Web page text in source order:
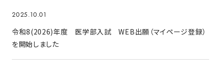
2025.10.01
令和8(2026)年度 医学部入試 WEB出願（マイページ登録）
を開始しました